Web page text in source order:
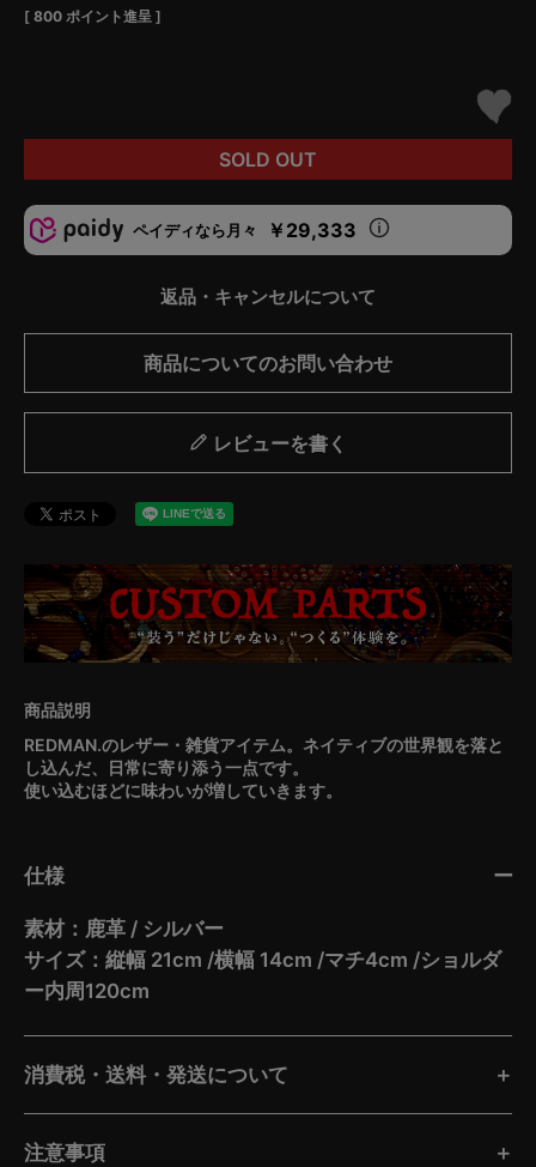
[ 800 ポイント進呈 ]
SOLD OUT
ペイディなら月々 ￥29,333
返品・キャンセルについて
商品についてのお問い合わせ
レビューを書く
REDMAN.のレザー・雑貨アイテム。ネイティブの世界観を落と
し込んだ、日常に寄り添う一点です。
使い込むほどに味わいが増していきます。
仕様
素材：鹿革 / シルバー
サイズ：縦幅 21cm /横幅 14cm /マチ4cm /ショルダ
ー内周120cm
消費税・送料・発送について
注意事項